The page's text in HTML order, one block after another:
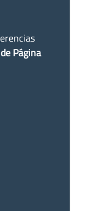
Página